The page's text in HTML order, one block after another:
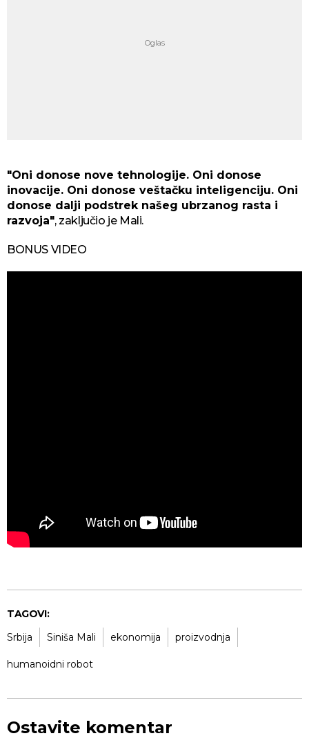
"Oni donose nove tehnologije. Oni donose
inovacije. Oni donose veštačku inteligenciju. Oni
donose dalji podstrek našeg ubrzanog rasta i
razvoja", zaključio je Mali.
BONUS VIDEO
TAGOVI:
Srbija
Siniša Mali ekonomija proizvodnja
humanoidni robot
Ostavite komentar